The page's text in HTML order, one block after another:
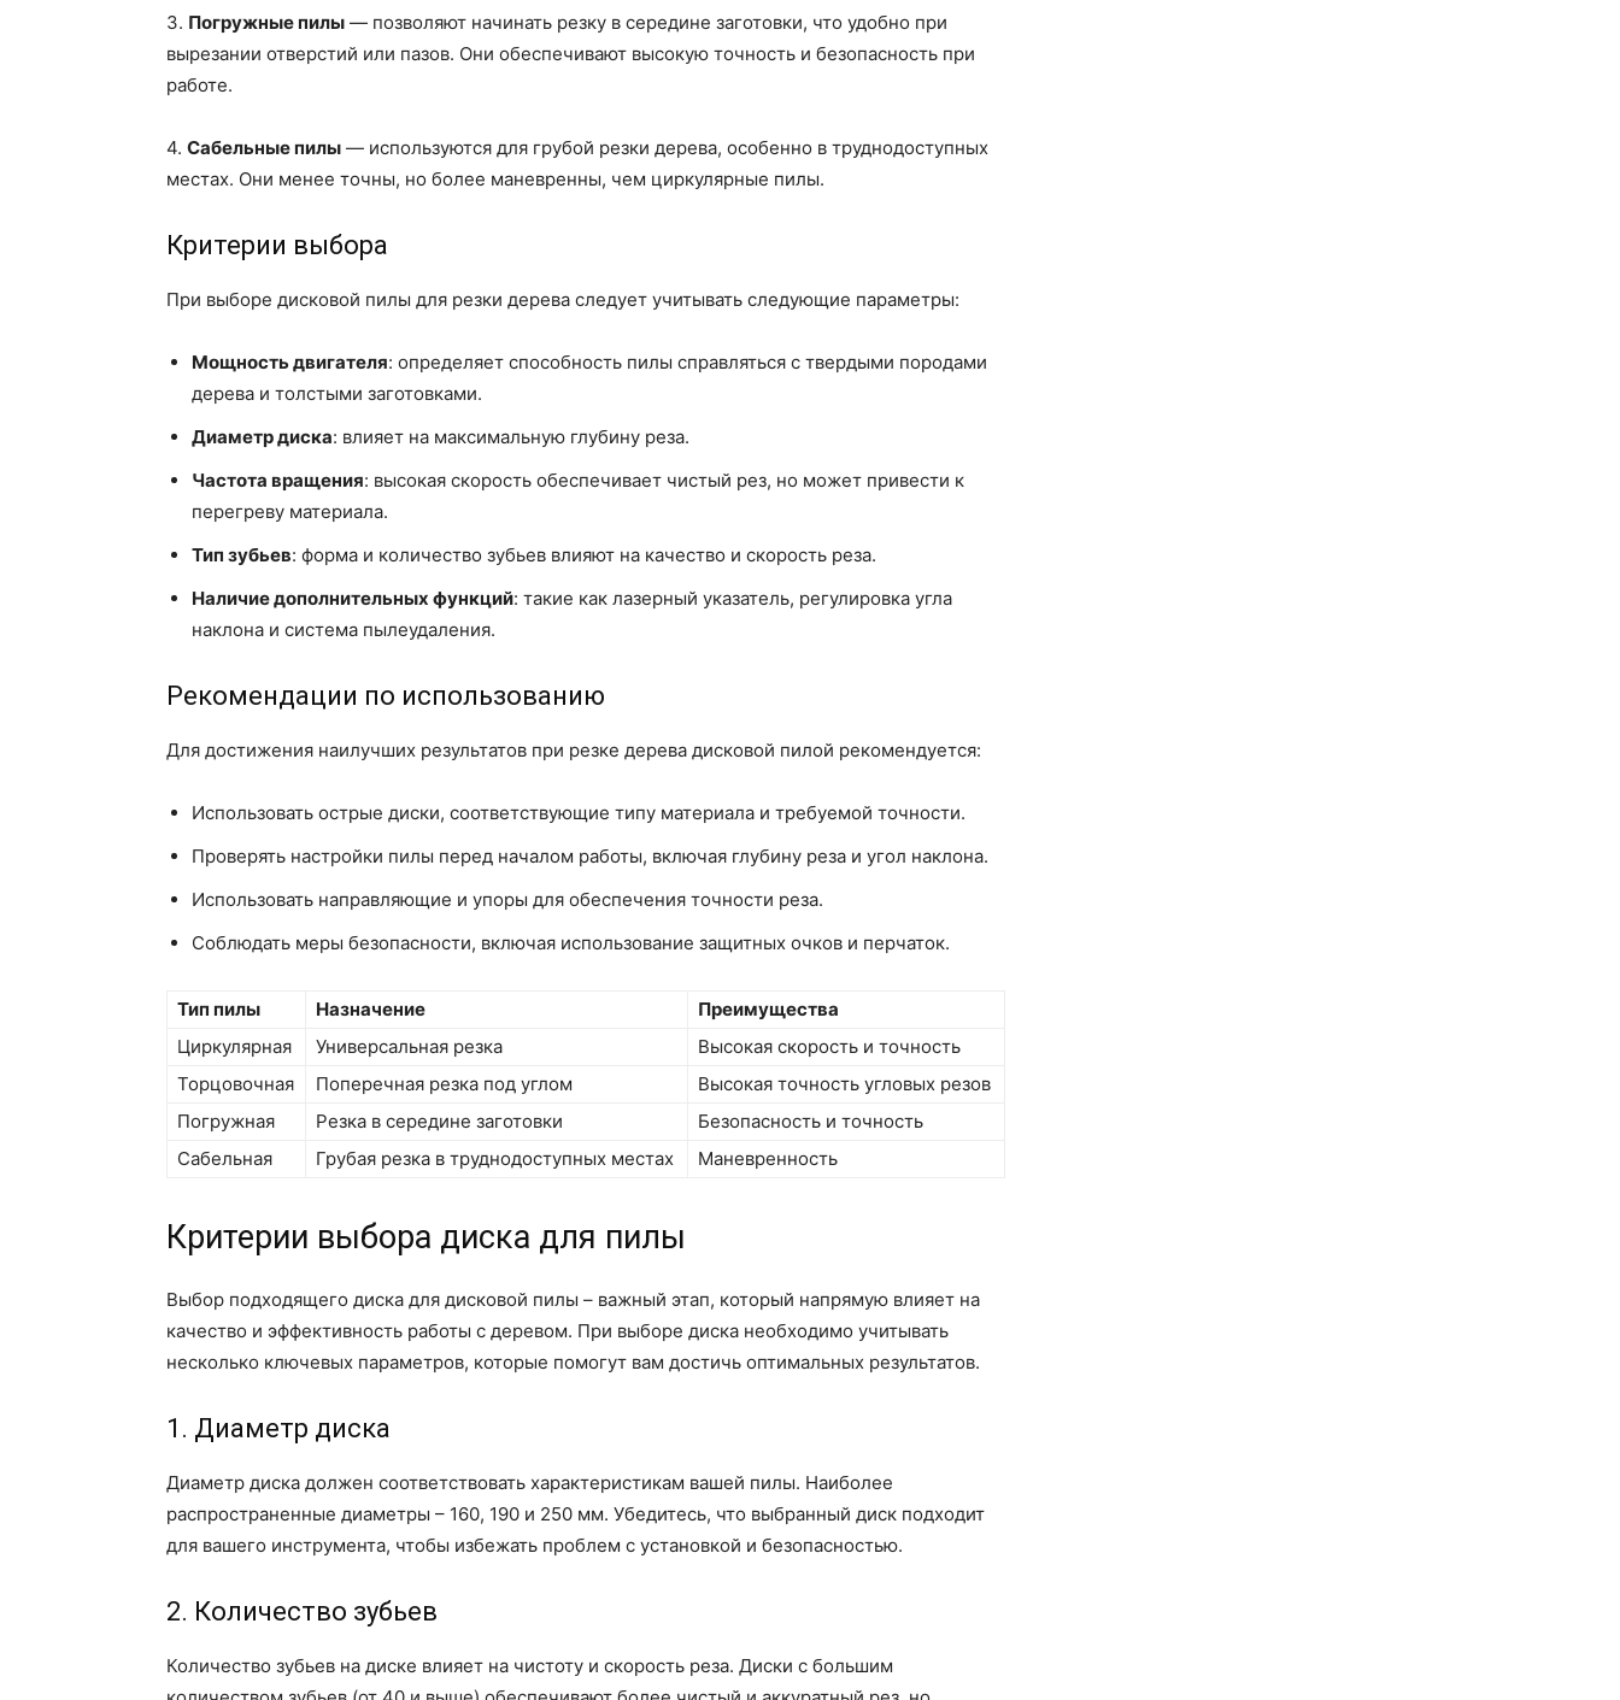
3. Погружные пилы — позволяют начинать резку в середине заготовки, что удобно при
вырезании отверстий или пазов. Они обеспечивают высокую точность и безопасность при
работе.
4. Сабельные пилы — используются для грубой резки дерева, особенно в труднодоступных
местах. Они менее точны, но более маневренны, чем циркулярные пилы.
Критерии выбора
При выборе дисковой пилы для резки дерева следует учитывать следующие параметры:
Мощность двигателя: определяет способность пилы справляться с твердыми породами
дерева и толстыми заготовками.
Диаметр диска: влияет на максимальную глубину реза.
Частота вращения: высокая скорость обеспечивает чистый рез, но может привести к
перегреву материала.
Тип зубьев: форма и количество зубьев влияют на качество и скорость реза.
Наличие дополнительных функций: такие как лазерный указатель, регулировка угла
наклона и система пылеудаления.
Рекомендации по использованию
Для достижения наилучших результатов при резке дерева дисковой пилой рекомендуется:
Использовать острые диски, соответствующие типу материала и требуемой точности.
Проверять настройки пилы перед началом работы, включая глубину реза и угол наклона.
Использовать направляющие и упоры для обеспечения точности реза.
Соблюдать меры безопасности, включая использование защитных очков и перчаток.
Тип пилы Назначение
Преимущества
Циркулярная
Универсальная резка
Высокая скорость и точность
Торцовочная
Поперечная резка под углом
Высокая точность угловых резов
Погружная
Резка в середине заготовки
Безопасность и точность
Сабельная
Грубая резка в труднодоступных местах Маневренность
Критерии выбора диска для пилы
Выбор подходящего диска для дисковой пилы – важный этап, который напрямую влияет на
качество и эффективность работы с деревом. При выборе диска необходимо учитывать
несколько ключевых параметров, которые помогут вам достичь оптимальных результатов.
1. Диаметр диска
Диаметр диска должен соответствовать характеристикам вашей пилы. Наиболее
распространенные диаметры – 160, 190 и 250 мм. Убедитесь, что выбранный диск подходит
для вашего инструмента, чтобы избежать проблем с установкой и безопасностью.
2. Количество зубьев
Количество зубьев на диске влияет на чистоту и скорость реза. Диски с большим